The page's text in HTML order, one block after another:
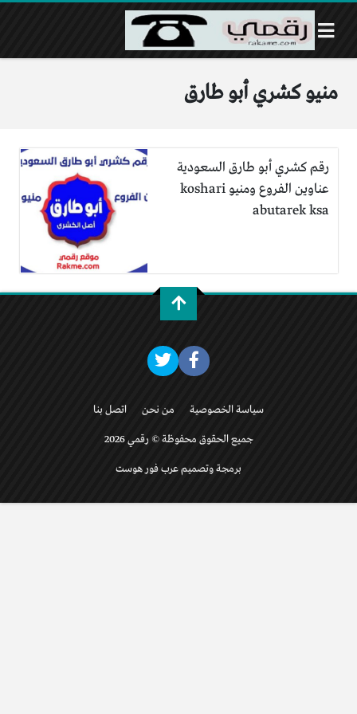
منيو كشري أبو طارق
رقم كشري أبو طارق السعودية
عناوين الفروع ومنيو koshari
abutarek ksa
سياسة الخصوصية من نحن اتصل بنا
جميع الحقوق محفوظة © رقمي 2026
برمجة وتصميم عرب فور هوست